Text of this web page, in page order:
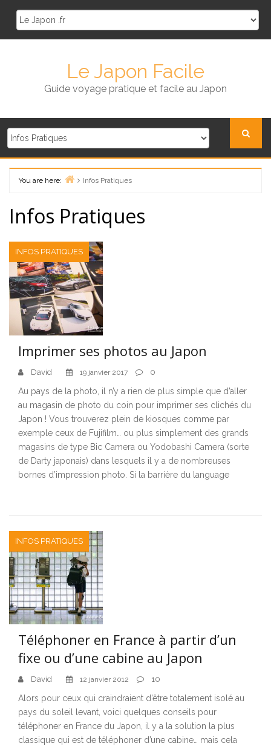
Le Japon Facile
Guide voyage pratique et facile au Japon
You are here:
Infos Pratiques
Infos Pratiques
INFOS PRATIQUES
Imprimer ses photos au Japon
David 19 janvier 2017 0
Au pays de la photo, il n’y a rien de plus simple que d’aller
au magasin de photo du coin pour imprimer ses clichés du
Japon ! Vous trouverez plein de kiosques comme par
exemple ceux de Fujifilm… ou plus simplement des grands
magasins de type Bic Camera ou Yodobashi Camera (sorte
de Darty japonais) dans lesquels il y a de nombreuses
bornes d’impression photo. Si la barrière du language
INFOS PRATIQUES
Téléphoner en France à partir d’un
fixe ou d’une cabine au Japon
David 12 janvier 2012 10
Alors pour ceux qui craindraient d’être totalement isolé au
pays du soleil levant, voici quelques conseils pour
téléphoner en France du Japon, il y a la solution la plus
classique qui est de téléphoner d’une cabine… mais cela